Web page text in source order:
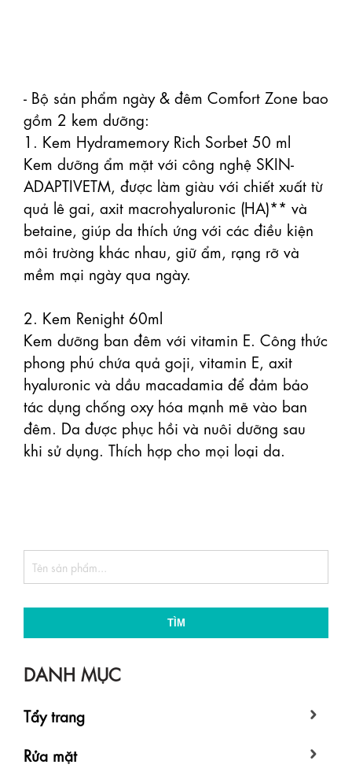
- Bộ sản phẩm ngày & đêm Comfort Zone bao
gồm 2 kem dưỡng:
1. Kem Hydramemory Rich Sorbet 50 ml
Kem dưỡng ẩm mặt với công nghệ SKIN-
ADAPTIVETM, được làm giàu với chiết xuất từ ​​
quả lê gai, axit macrohyaluronic (HA)** và
betaine, giúp da thích ứng với các điều kiện
môi trường khác nhau, giữ ẩm, rạng rỡ và
mềm mại ngày qua ngày.
2. Kem Renight 60ml
Kem dưỡng ban đêm với vitamin E. Công thức
phong phú chứa quả goji, vitamin E, axit
hyaluronic và dầu macadamia để đảm bảo
tác dụng chống oxy hóa mạnh mẽ vào ban
đêm. Da được phục hồi và nuôi dưỡng sau
khi sử dụng. Thích hợp cho mọi loại da.
TÌM
DANH MỤC
Tẩy trang
Rửa mặt